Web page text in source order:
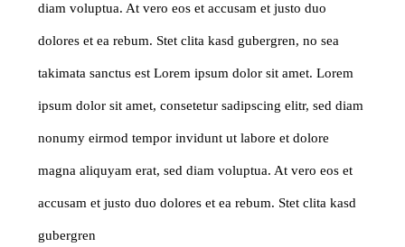
diam voluptua. At vero eos et accusam et justo duo
dolores et ea rebum. Stet clita kasd gubergren, no sea
takimata sanctus est Lorem ipsum dolor sit amet. Lorem
ipsum dolor sit amet, consetetur sadipscing elitr, sed diam
nonumy eirmod tempor invidunt ut labore et dolore
magna aliquyam erat, sed diam voluptua. At vero eos et
accusam et justo duo dolores et ea rebum. Stet clita kasd
gubergren